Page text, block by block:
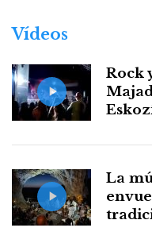
Vídeos
Rock
La